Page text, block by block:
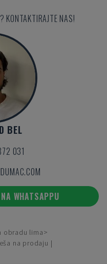
KONTAKTIRAJTE NAS!
BEL
031
WHATSAPPU
obradu lima
na prodaju |